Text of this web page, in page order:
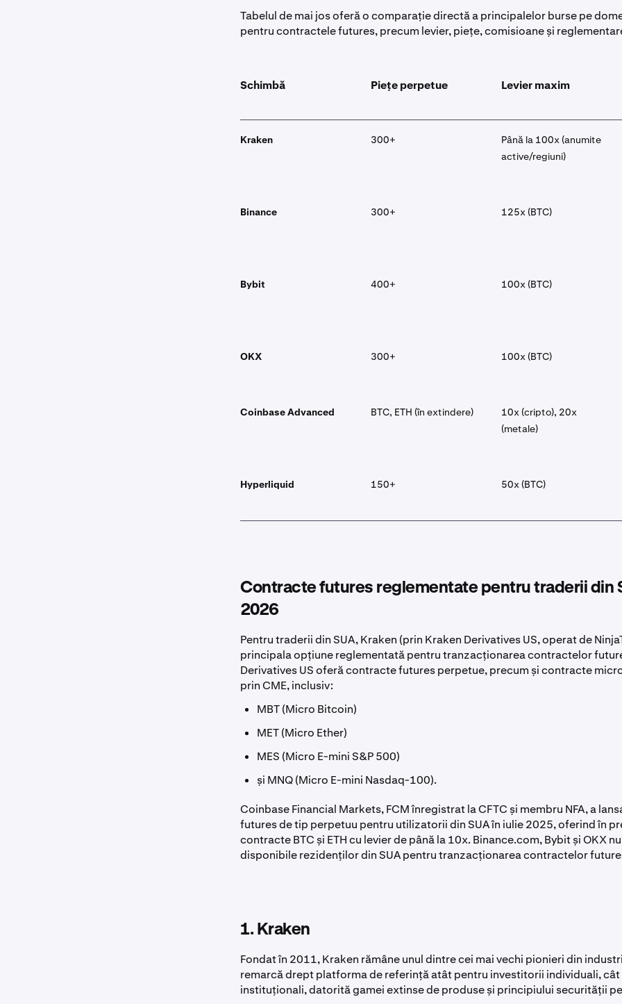
Tabelul de mai jos oferă o comparație directă a principalelor burse pe
pentru contractele futures, precum levier, piețe, comisioane și
Schimbă Piețe perpetue Levier maxim
Kraken 300+
Până la 100x (anumite
active/regiuni)
Binance 300+ 125x (BTC)
Bybit 400+ 100x (BTC)
OKX 300+ 100x (BTC)
Coinbase Advanced BTC, ETH (în extindere)
10x (cripto), 20x
(metale)
Hyperliquid 150+ 50x (BTC)
Contracte futures reglementate pentru traderii din
2026
Pentru traderii din SUA, Kraken (prin Kraken Derivatives US, operat de
principala opțiune reglementată pentru tranzacționarea contractelor
Derivatives US oferă contracte futures perpetue, precum și contracte
prin CME, inclusiv:
MBT (Micro Bitcoin)
MET (Micro Ether)
MES (Micro E-mini S&P 500)
și MNQ (Micro E-mini Nasdaq-100).
Coinbase Financial Markets, FCM înregistrat la CFTC și membru NFA, a
futures de tip perpetuu pentru utilizatorii din SUA în iulie 2025, oferind în
contracte BTC și ETH cu levier de până la 10x. Binance.com, Bybit și OKX
disponibile rezidenților din SUA pentru tranzacționarea contractelor
1. Kraken
Fondat în 2011, Kraken rămâne unul dintre cei mai vechi pionieri din
remarcă drept platforma de referință atât pentru investitorii individuali, cât
instituționali, datorită gamei extinse de produse și principiului securității